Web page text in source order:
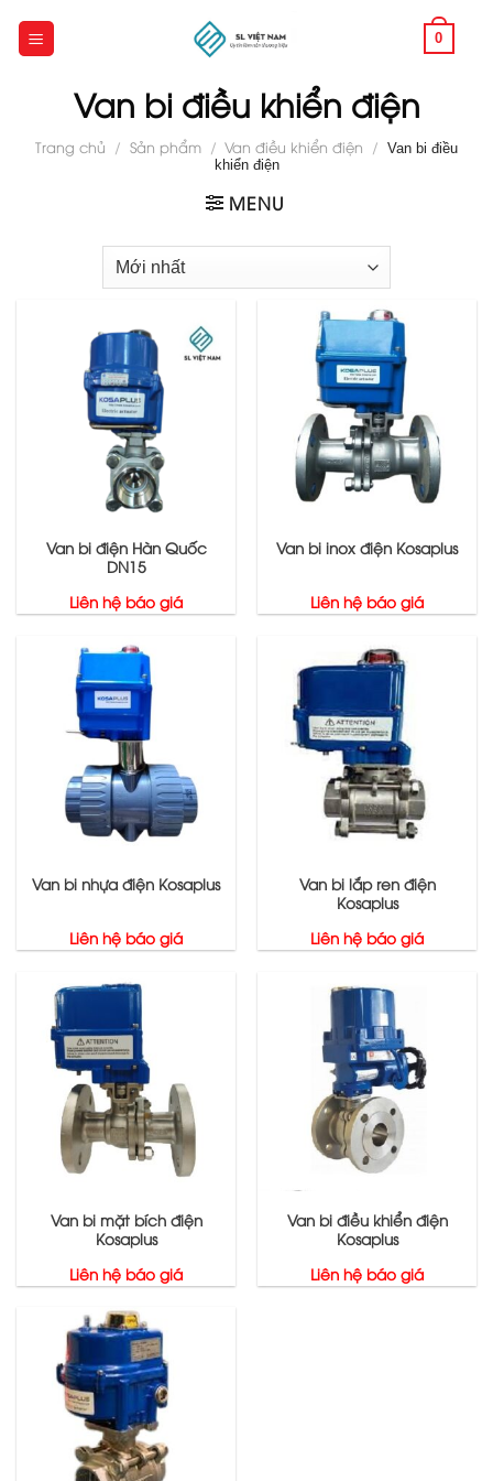
0
Van bi điều khiển điện
Trang chủ / Sản phẩm / Van điều khiển điện / Van bi điều
khiển điện
MENU
Van bi điện Hàn Quốc
DN15
Liên hệ báo giá
Van bi inox điện Kosaplus
Liên hệ báo giá
Van bi nhựa điện Kosaplus
Liên hệ báo giá
Van bi lắp ren điện
Kosaplus
Liên hệ báo giá
Van bi mặt bích điện
Kosaplus
Liên hệ báo giá
Van bi điều khiển điện
Kosaplus
Liên hệ báo giá